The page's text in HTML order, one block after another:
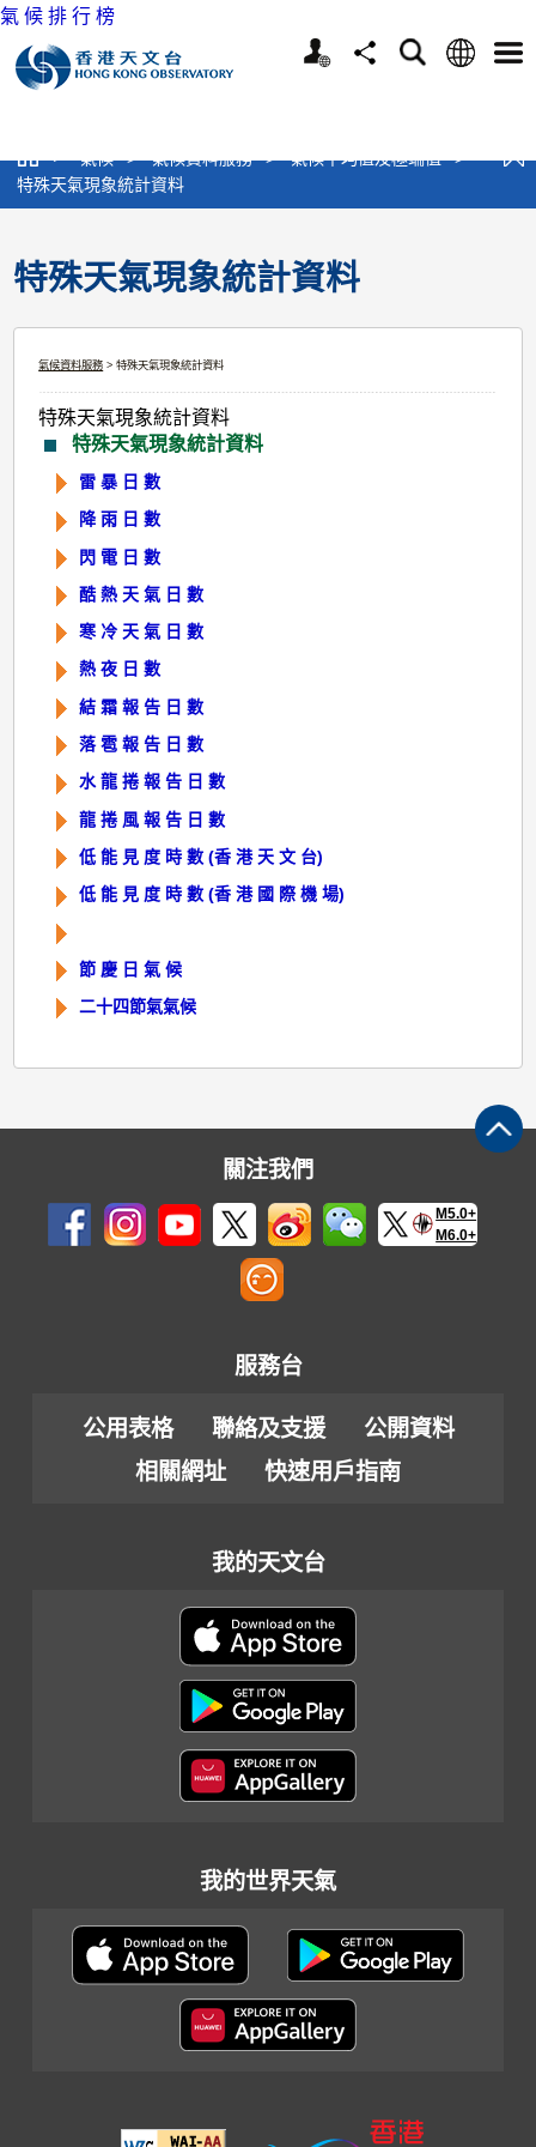
氣 候 排 行 榜
個
站
分
搜
語
選
> 氣候 > 氣候資料服務 > 氣候平均值及極端值
>
特殊天氣現象統計資料
特殊天氣現象統計資料
氣候資料服務 > 特殊天氣現象統計資料
特殊天氣現象統計資料
特殊天氣現象統計資料
雷 暴 日 數
降 雨 日 數
閃 電 日 數
酷 熱 天 氣 日 數
寒 冷 天 氣 日 數
熱 夜 日 數
結 霜 報 告 日 數
落 雹 報 告 日 數
水 龍 捲 報 告 日 數
龍 捲 風 報 告 日 數
低 能 見 度 時 數 (香 港 天 文 台)
低 能 見 度 時 數 (香 港 國 際 機 場)
節 慶 日 氣 候
二十四節氣氣候
關注我們
M5.0+
M6.0+
服務台
公用表格 聯絡及支援
公開資料
相關網址
快速用戶指南
我的天文台
我的世界天氣